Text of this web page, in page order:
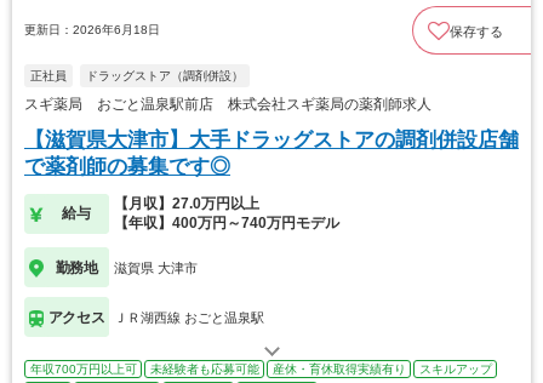
更新日：2026年6月18日 保存する
正社員 ドラッグストア（調剤併設）
スギ薬局 おごと温泉駅前店 株式会社スギ薬局の薬剤師求人
【滋賀県大津市】大手ドラッグストアの調剤併設店舗
で薬剤師の募集です◎
給与
【月収】27.0万円以上
【年収】400万円～740万円モデル
勤務地 滋賀県 大津市
アクセス ＪＲ湖西線 おごと温泉駅
年収700万円以上可 未経験者も応募可能 産休・育休取得実績有り
スキルアップ